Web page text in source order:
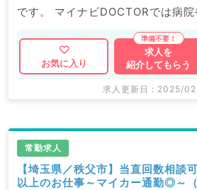
です。 マイナビDOCTORでは病院やクリニックなどの
医療機関求人はもちろんのこと、
業医等の企業系求人も多数扱って
詳細等はお気軽にお問合せ下さい。
お気に入り
求人を
紹介してもらう
求人更新日 : 2025/
常勤求人
【埼玉県／秩父市】当直回数相
以上のお仕事～マイカー通勤◎～（